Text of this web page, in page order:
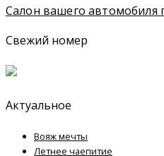
Салон вашего автомобиля
Свежий номер
Актуальное
Вояж мечты
Летнее чаепитие